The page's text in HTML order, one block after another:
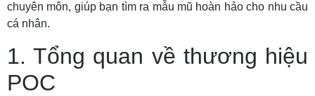
chuyên môn, giúp bạn tìm ra mẫu mũ hoàn hảo cho nhu cầu
cá nhân.
1. Tổng quan về thương hiệu
POC